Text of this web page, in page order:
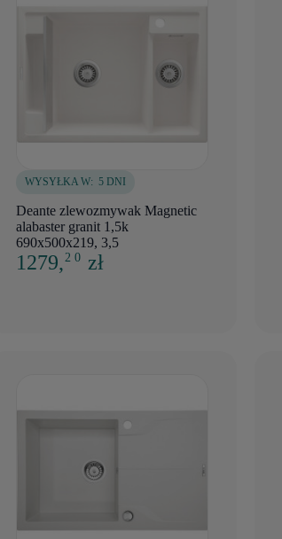
WYSYŁKA W: 5 DNI
Deante zlewozmywak Magnetic
alabaster granit 1,5k
690x500x219, 3,5
1279,2 0 zł